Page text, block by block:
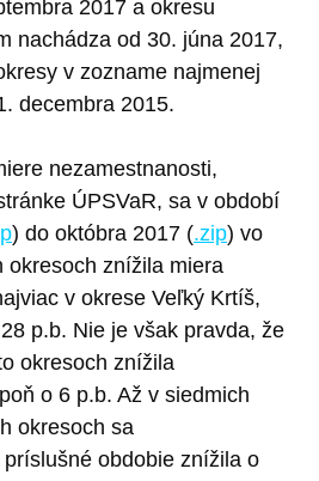
2017 a okresu
nachádza od 30. júna 2017,
v zozname najmenej
decembra 2015.
nezamestnanosti,
ÚPSVaR, sa v období
) do októbra 2017 (.zip) vo
okresoch znížila miera
v okrese Veľký Krtíš,
p.b. Nie je však pravda, že
okresoch znížila
o 6 p.b. Až v siedmich
okresoch sa
obdobie znížila o